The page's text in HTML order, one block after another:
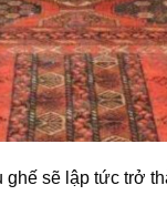
sẽ lập tức trở